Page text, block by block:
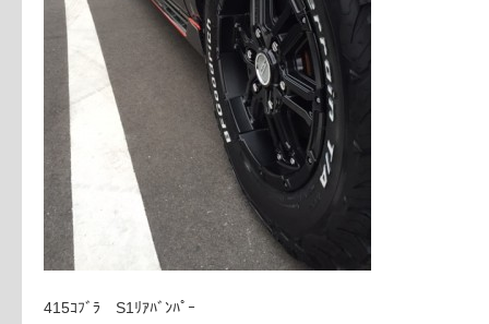
415ｺﾌﾞﾗ S1ﾘｱﾊﾞﾝﾊﾟｰ